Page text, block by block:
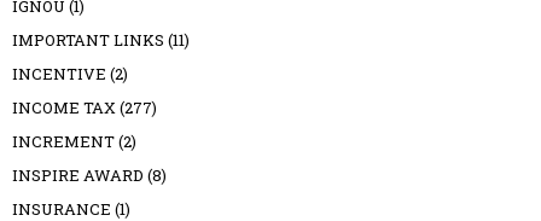
IGNOU (1)
IMPORTANT LINKS (11)
INCENTIVE (2)
INCOME TAX(277)
INCREMENT(2)
INSPIRE AWARD (8)
INSURANCE (1)